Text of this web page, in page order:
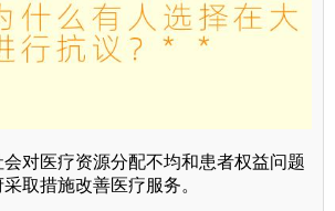
对医疗资源分配不均和患者权益问题
取措施改善医疗服务。